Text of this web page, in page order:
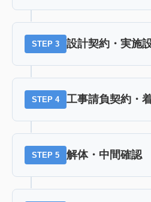
STEP 3 設計契約・実施
STEP 4 工事請負契約・
STEP 5 解体・中間確認